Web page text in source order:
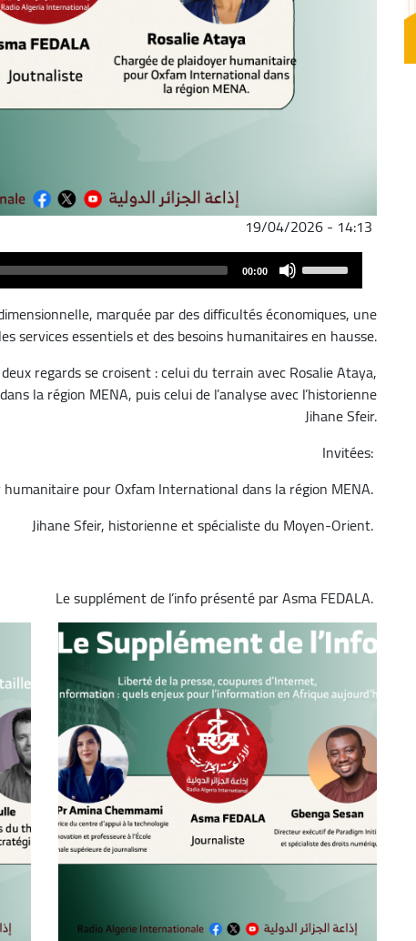
19/04/2026 - 14:13
Player
00:00
keys
increase
or
decrease
marquée par des difficultés économiques, une
services essentiels et des besoins humanitaires en hausse.
regards se croisent : celui du terrain avec Rosalie Ataya,
la région MENA, puis celui de l’analyse avec l’historienne
Jihane Sfeir.
Invitées:
pour Oxfam International dans la région MENA.
Jihane Sfeir, historienne et spécialiste du Moyen-Orient.
Le supplément de l’info présenté par Asma FEDALA.